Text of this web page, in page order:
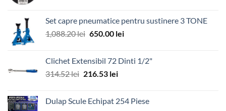
fost:
4.12 lei.
1.99 lei.
Set capre pneumatice pentru sustinere 3 TONE
1,088.20lei Prețul
fost:
1,088.20 lei.
650.00 leiPrețul
650.00 lei.
Clichet Extensibil 72 Dinti 1/2"
314.52lei Prețul
fost:
216.53 leiPrețul
216.53 lei.
Dulap Scule Echipat 254 Piese